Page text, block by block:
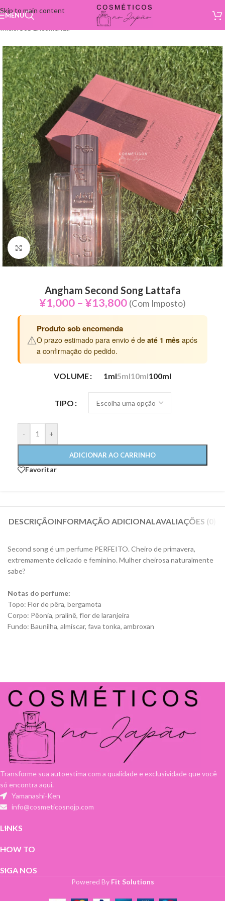
Skip to main content
MENU
Click to enlarge
Angham Second Song Lattafa
¥1,000 – ¥13,800 (Com Imposto)
⚠️
Produto sob encomenda
O prazo estimado para envio é de até 1 mês após
a confirmação do pedido.
VOLUME 1ml5ml10ml100ml
TIPO
- +
ADICIONAR AO CARRINHO
Favoritar
DESCRIÇÃOINFORMAÇÃO ADICIONALAVALIAÇÕES (0)
Second song é um perfume PERFEITO. Cheiro de primavera,
extremamente delicado e feminino. Mulher cheirosa naturalmente
sabe?
Notas do perfume:
Topo: Flor de pêra, bergamota
Corpo: Pêonia, pralinê, flor de laranjeira
Fundo: Baunilha, almíscar, fava tonka, ambroxan
Transforme sua autoestima com a qualidade e exclusividade que você
só encontra aqui.
Yamanashi-Ken
info@cosmeticosnojp.com
LINKS
HOW TO
SIGA NOS
Powered By Fit Solutions